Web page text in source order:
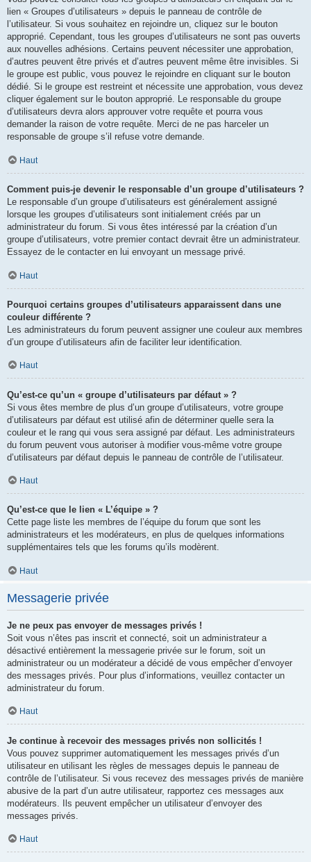
lien « Groupes d’utilisateurs » depuis le panneau de contrôle de
l’utilisateur. Si vous souhaitez en rejoindre un, cliquez sur le bouton
approprié. Cependant, tous les groupes d’utilisateurs ne sont pas ouverts
aux nouvelles adhésions. Certains peuvent nécessiter une approbation,
d’autres peuvent être privés et d’autres peuvent même être invisibles. Si
le groupe est public, vous pouvez le rejoindre en cliquant sur le bouton
dédié. Si le groupe est restreint et nécessite une approbation, vous devez
cliquer également sur le bouton approprié. Le responsable du groupe
d’utilisateurs devra alors approuver votre requête et pourra vous
demander la raison de votre requête. Merci de ne pas harceler un
responsable de groupe s’il refuse votre demande.
Haut
Comment puis-je devenir le responsable d’un groupe d’utilisateurs ?
Le responsable d’un groupe d’utilisateurs est généralement assigné
lorsque les groupes d’utilisateurs sont initialement créés par un
administrateur du forum. Si vous êtes intéressé par la création d’un
groupe d’utilisateurs, votre premier contact devrait être un administrateur.
Essayez de le contacter en lui envoyant un message privé.
Haut
Pourquoi certains groupes d’utilisateurs apparaissent dans une
couleur différente ?
Les administrateurs du forum peuvent assigner une couleur aux membres
d’un groupe d’utilisateurs afin de faciliter leur identification.
Haut
Qu’est-ce qu’un « groupe d’utilisateurs par défaut » ?
Si vous êtes membre de plus d’un groupe d’utilisateurs, votre groupe
d’utilisateurs par défaut est utilisé afin de déterminer quelle sera la
couleur et le rang qui vous sera assigné par défaut. Les administrateurs
du forum peuvent vous autoriser à modifier vous-même votre groupe
d’utilisateurs par défaut depuis le panneau de contrôle de l’utilisateur.
Haut
Qu’est-ce que le lien « L’équipe » ?
Cette page liste les membres de l’équipe du forum que sont les
administrateurs et les modérateurs, en plus de quelques informations
supplémentaires tels que les forums qu’ils modèrent.
Haut
Messagerie privée
Je ne peux pas envoyer de messages privés !
Soit vous n’êtes pas inscrit et connecté, soit un administrateur a
désactivé entièrement la messagerie privée sur le forum, soit un
administrateur ou un modérateur a décidé de vous empêcher d’envoyer
des messages privés. Pour plus d’informations, veuillez contacter un
administrateur du forum.
Haut
Je continue à recevoir des messages privés non sollicités !
Vous pouvez supprimer automatiquement les messages privés d’un
utilisateur en utilisant les règles de messages depuis le panneau de
contrôle de l’utilisateur. Si vous recevez des messages privés de manière
abusive de la part d’un autre utilisateur, rapportez ces messages aux
modérateurs. Ils peuvent empêcher un utilisateur d’envoyer des
messages privés.
Haut